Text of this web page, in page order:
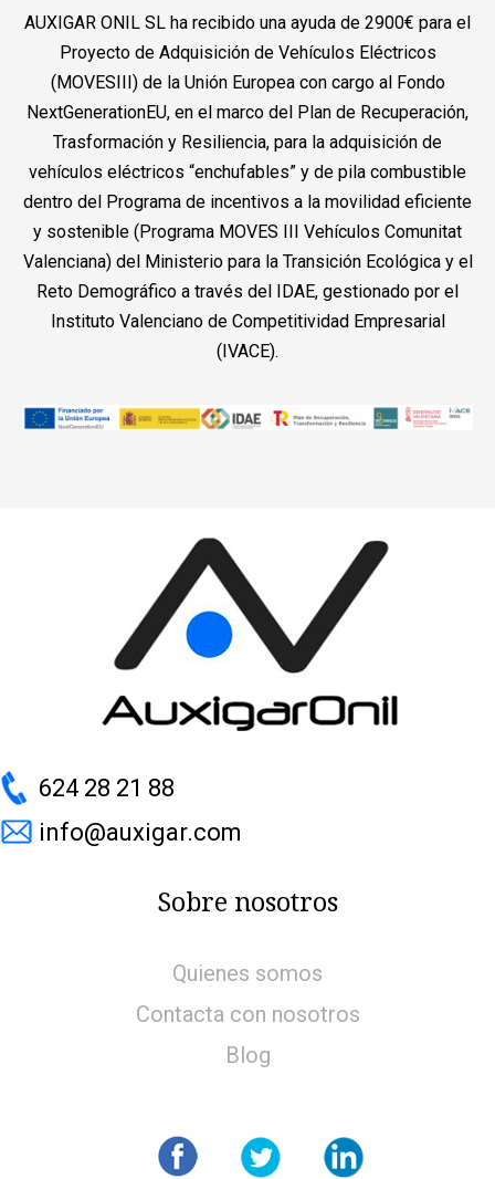
AUXIGAR ONIL SL ha recibido una ayuda de 2900€ para el
Proyecto de Adquisición de Vehículos Eléctricos
(MOVESIII) de la Unión Europea con cargo al Fondo
NextGenerationEU, en el marco del Plan de Recuperación,
Trasformación y Resiliencia, para la adquisición de
vehículos eléctricos “enchufables” y de pila combustible
dentro del Programa de incentivos a la movilidad eficiente
y sostenible (Programa MOVES III Vehículos Comunitat
Valenciana) del Ministerio para la Transición Ecológica y el
Reto Demográfico a través del IDAE, gestionado por el
Instituto Valenciano de Competitividad Empresarial
(IVACE).
624 28 21 88
info@auxigar.com
Sobre nosotros
Quienes somos
Contacta con nosotros
Blog